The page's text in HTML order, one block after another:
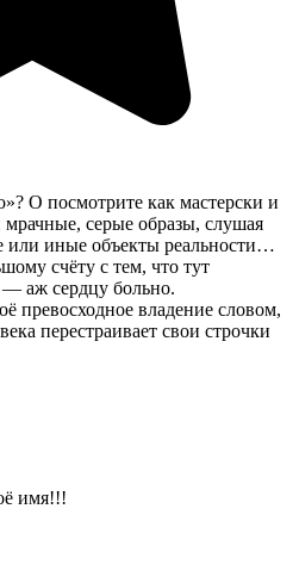
О посмотрите как мастерски и
серые образы, слушая
или иные объекты реальности…
счёту с тем, что тут
— аж сердцу больно.
превосходное владение словом,
перестраивает свои строчки
имя!!!